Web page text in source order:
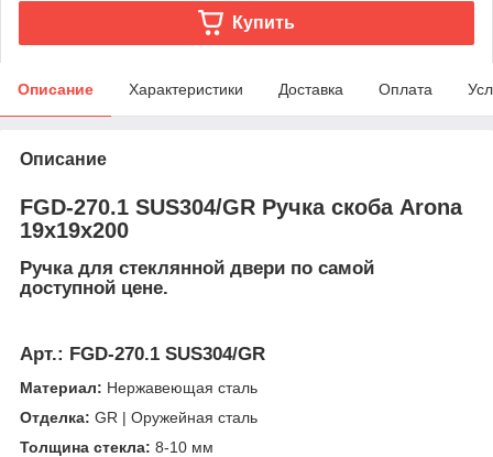
Купить
Описание Характеристики Доставка Оплата
Описание
FGD-270.1 SUS304/GR Ручка скоба Arona
19х19х200
Ручка для стеклянной двери по самой
доступной цене.
Арт.: FGD-270.1 SUS304/GR
Материал: Нержавеющая сталь
Отделка: GR | Оружейная сталь
Толщина стекла: 8-10 мм